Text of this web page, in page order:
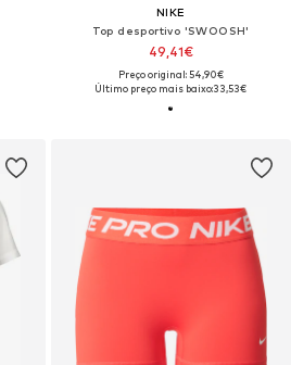
NIKE
Top desportivo 'SWOOSH'
49,41€
Preço original: 54,90€
Último preço mais baixo:33,53€